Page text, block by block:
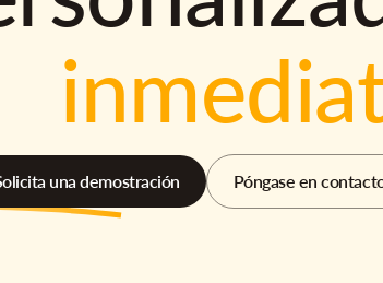
una demostración Póngase en